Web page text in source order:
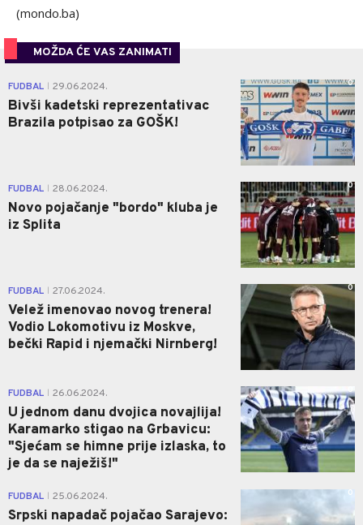
(mondo.ba)
MOŽDA ĆE VAS ZANIMATI
FUDBAL 29.06.2024.
Bivši kadetski reprezentativac
Brazila potpisao za GOŠK!
0
FUDBAL 28.06.2024.
Novo pojačanje "bordo" kluba je
iz Splita
0
FUDBAL 27.06.2024.
Velež imenovao novog trenera!
Vodio Lokomotivu iz Moskve,
bečki Rapid i njemački Nirnberg!
0
FUDBAL 26.06.2024.
U jednom danu dvojica novajlija!
Karamarko stigao na Grbavicu:
"Sjećam se himne prije izlaska, to
je da se naježiš!"
0
FUDBAL 25.06.2024.
Srpski napadač pojačao Sarajevo:
0